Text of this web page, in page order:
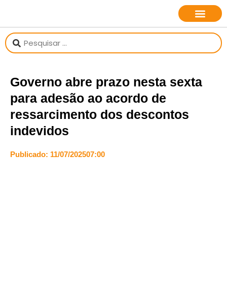
Governo abre prazo nesta sexta
para adesão ao acordo de
ressarcimento dos descontos
indevidos
Publicado: 11/07/202507:00